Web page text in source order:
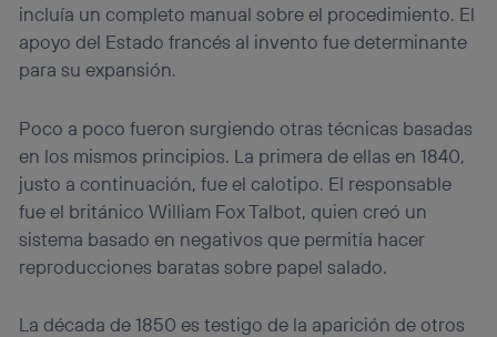
incluía un completo manual sobre el procedimiento. El
apoyo del Estado francés al invento fue determinante
para su expansión.
Poco a poco fueron surgiendo otras técnicas basadas
en los mismos principios. La primera de ellas en 1840,
justo a continuación, fue el calotipo. El responsable
fue el británico William Fox Talbot, quien creó un
sistema basado en negativos que permitía hacer
reproducciones baratas sobre papel salado.
La década de 1850 es testigo de la aparición de otros